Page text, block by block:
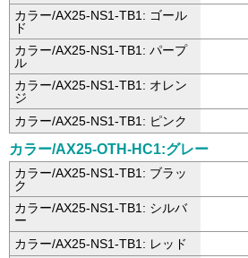
カラー/AX25-NS1-TB1: ゴール
ド
カラー/AX25-NS1-TB1: パープ
ル
カラー/AX25-NS1-TB1: オレン
ジ
カラー/AX25-NS1-TB1: ピンク
カラー/AX25-OTH-HC1:グレー
カラー/AX25-NS1-TB1: ブラッ
ク
カラー/AX25-NS1-TB1: シルバ
ー
カラー/AX25-NS1-TB1: レッド